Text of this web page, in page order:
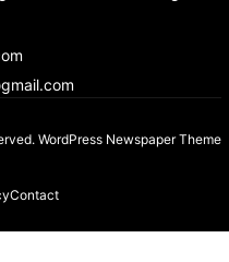
WordPress Newspaper Theme
Contact